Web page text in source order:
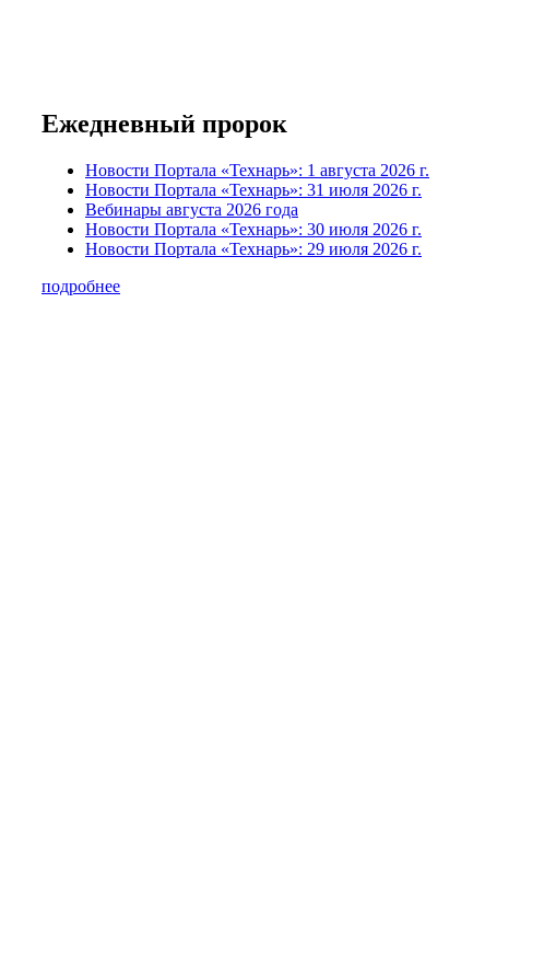
Ежедневный пророк
Новости Портала «Технарь»: 1 августа 2026 г.
Новости Портала «Технарь»: 31 июля 2026 г.
Вебинары августа 2026 года
Новости Портала «Технарь»: 30 июля 2026 г.
Новости Портала «Технарь»: 29 июля 2026 г.
подробнее